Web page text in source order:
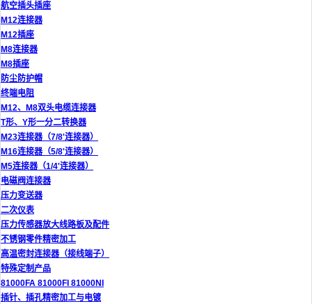
航空插头插座
M12连接器
M12插座
M8连接器
M8插座
防尘防护帽
终端电阻
M12、M8双头电缆连接器
T形、Y形一分二转换器
M23连接器（7/8'连接器）
M16连接器（5/8'连接器）
M5连接器（1/4'连接器）
电磁阀连接器
压力变送器
二次仪表
压力传感器放大线路板及配件
不锈钢零件精密加工
高温密封连接器（接线端子）
特殊定制产品
81000FA 81000FI 81000NI
插针、插孔精密加工与电镀